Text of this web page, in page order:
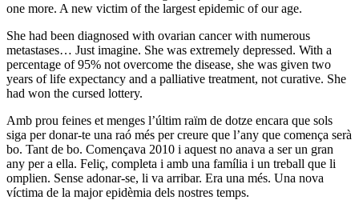
one more. A new victim of the largest epidemic of our age.
She had been diagnosed with ovarian cancer with numerous
metastases… Just imagine. She was extremely depressed. With a
percentage of 95% not overcome the disease, she was given two
years of life expectancy and a palliative treatment, not curative. She
had won the cursed lottery.
Amb prou feines et menges l’últim raïm de dotze encara que sols
siga per donar-te una raó més per creure que l’any que comença serà
bo. Tant de bo. Començava 2010 i aquest no anava a ser un gran
any per a ella. Feliç, completa i amb una família i un treball que li
omplien. Sense adonar-se, li va arribar. Era una més. Una nova
víctima de la major epidèmia dels nostres temps.